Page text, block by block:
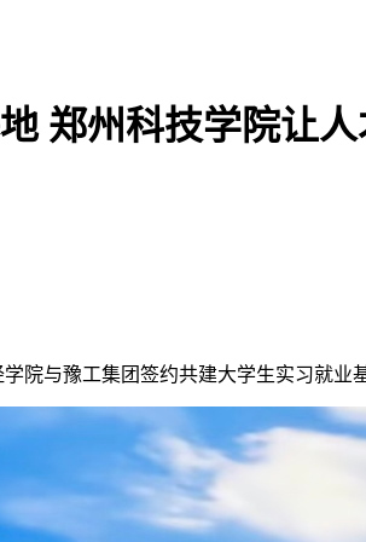
郑州科技学院让
院与豫工集团签约共建大学生实习就业